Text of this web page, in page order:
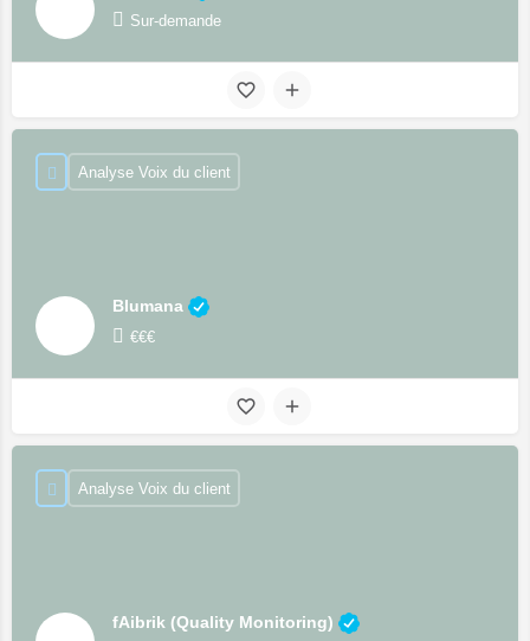
Sur-demande
Blumana
€€€
Analyse Voix du client
fAibrik (Quality Monitoring)
Analyse Voix du client